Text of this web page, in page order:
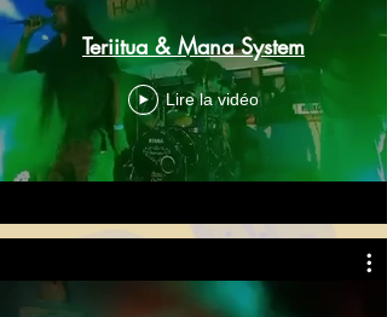
Teriitua & Mana System
Lire la vidéo